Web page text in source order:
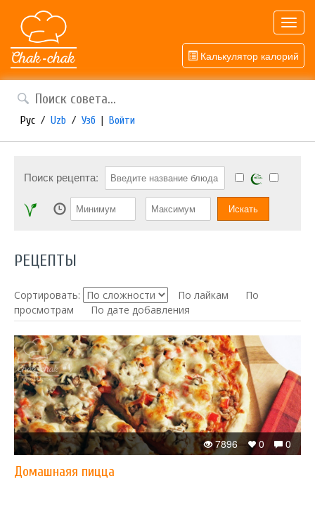
Калькулятор калорий
Рус / Uzb / Узб | Войти
Поиск рецепта:
РЕЦЕПТЫ
Сортировать: По лайкам
По
просмотрам
По дате добавления
0
0
7896
Домашнаяя пицца